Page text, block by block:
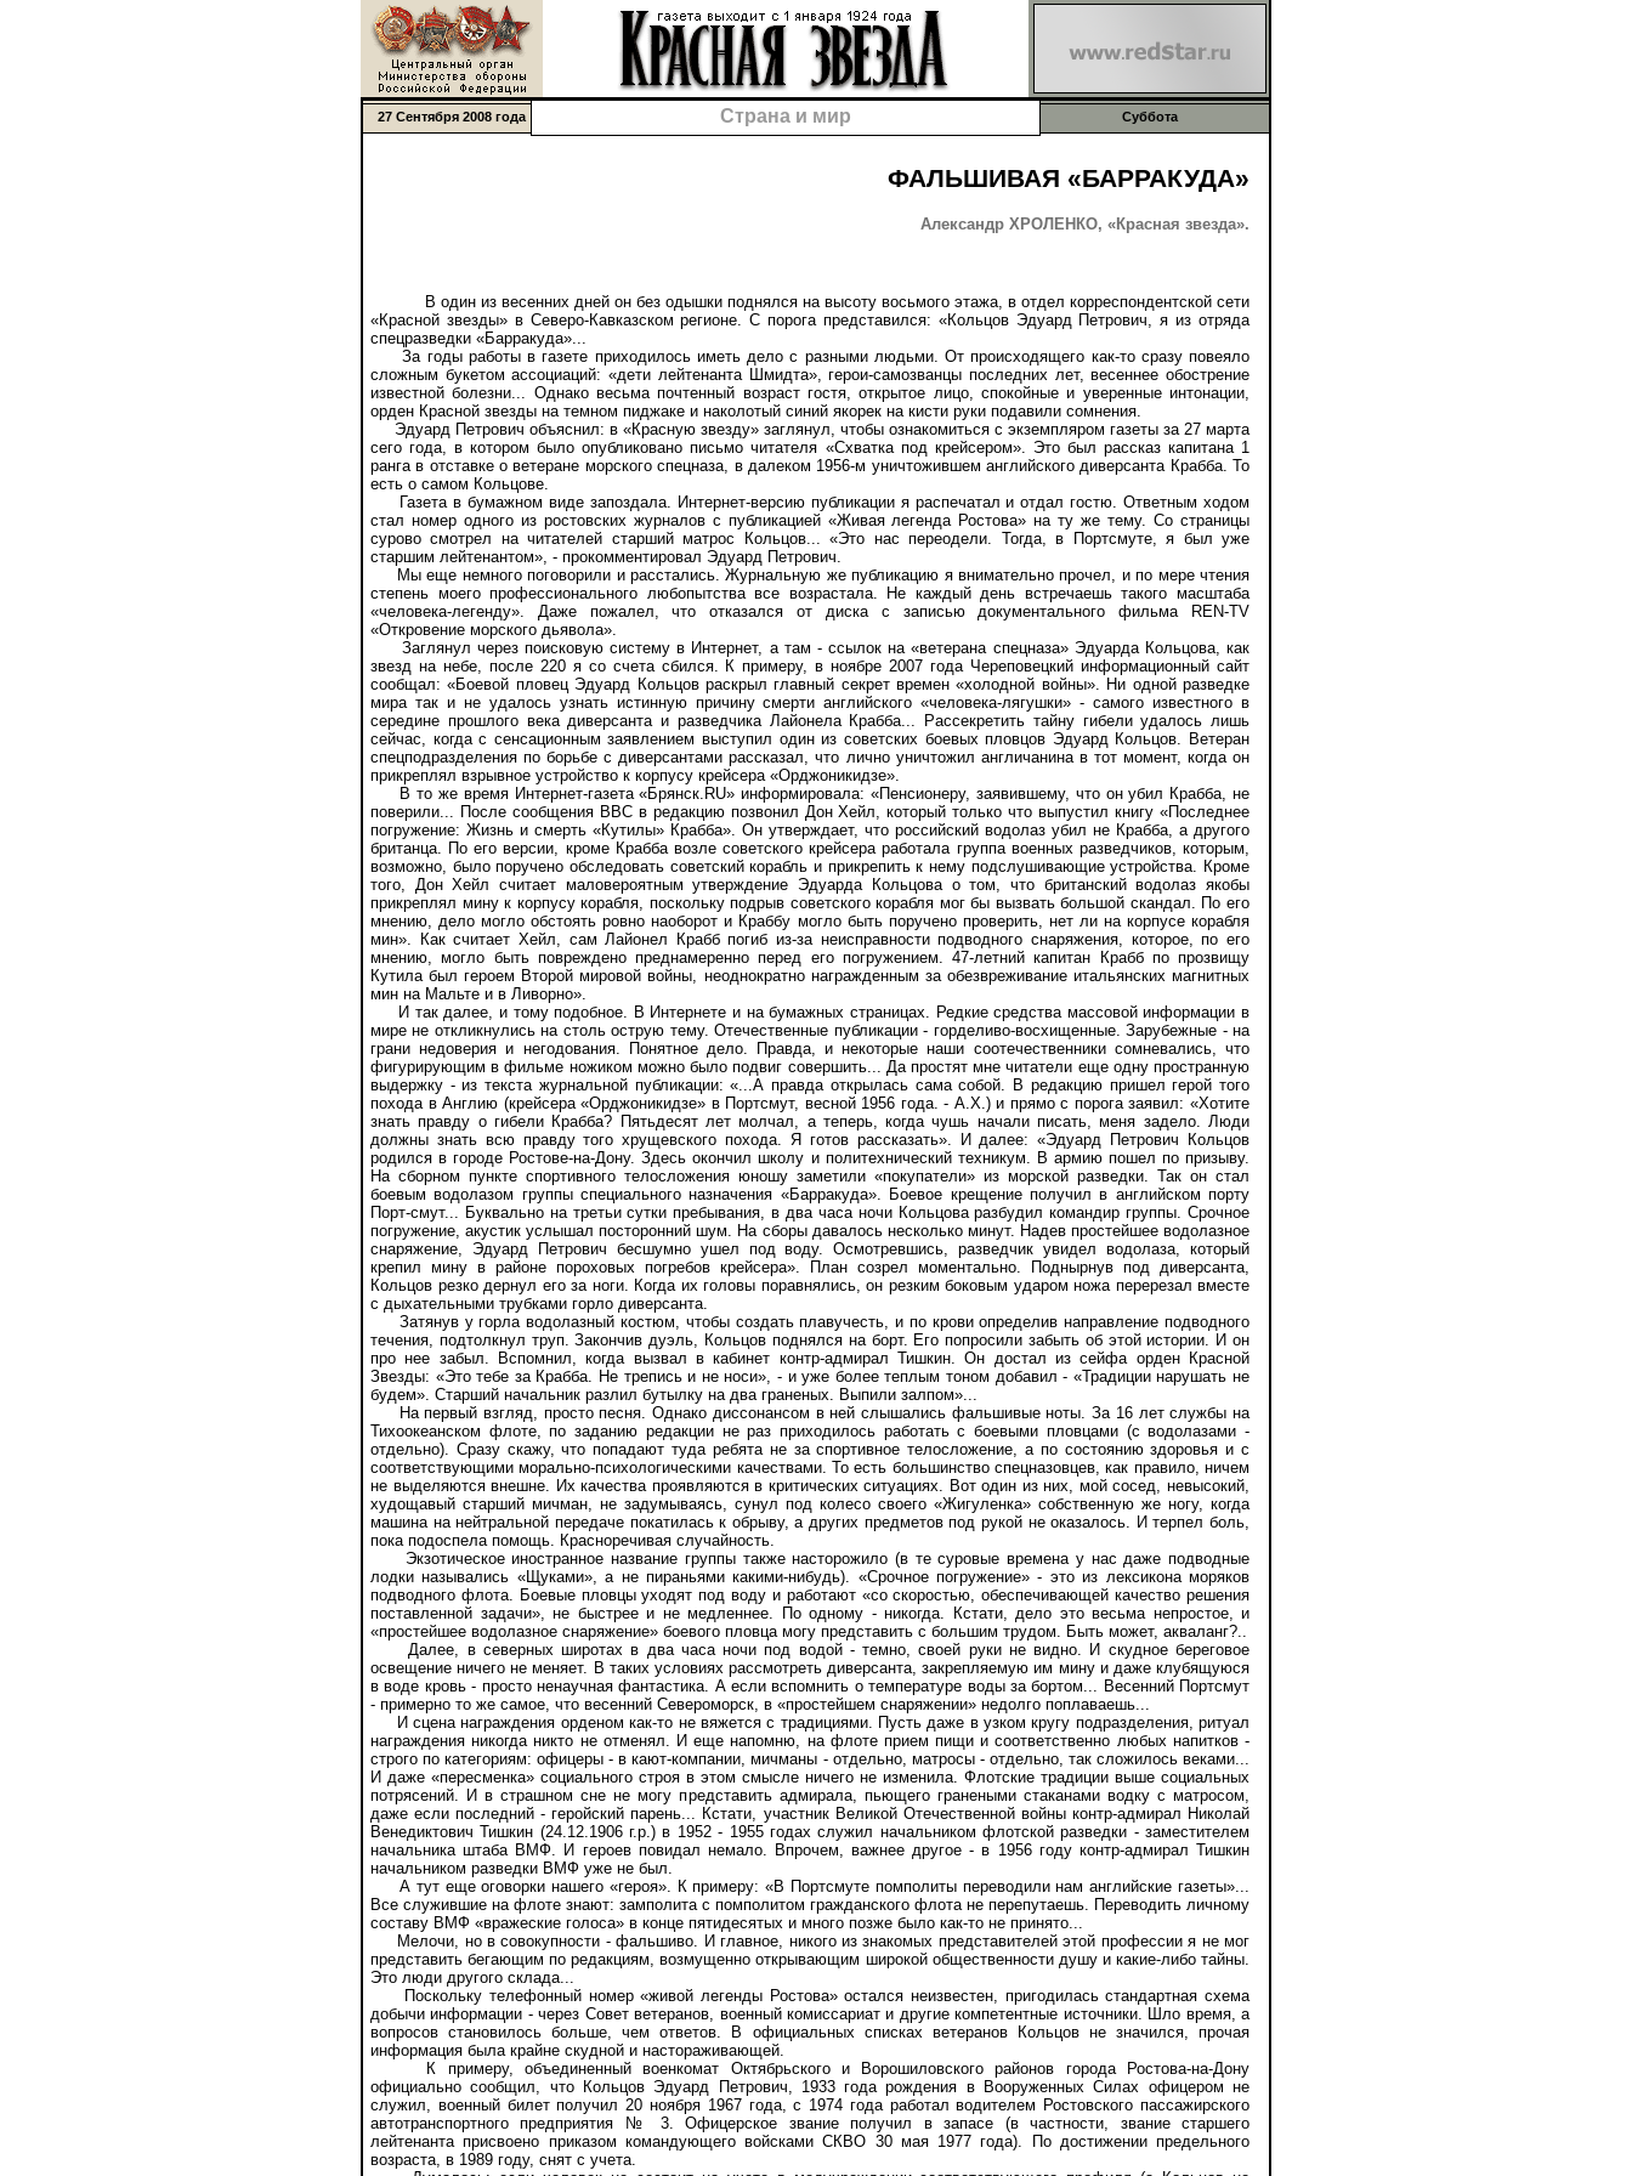
27 Сентября 2008 года Страна и мир Суббота
ФАЛЬШИВАЯ «БАРРАКУДА»
Александр ХРОЛЕНКО, «Красная звезда».
В один из весенних дней он без одышки поднялся на высоту восьмого этажа, в отдел корреспондентской сети
«Красной звезды» в Северо-Кавказском регионе. С порога представился: «Кольцов Эдуард Петрович, я из отряда
спецразведки «Барракуда»...
За годы работы в газете приходилось иметь дело с разными людьми. От происходящего как-то сразу повеяло
сложным букетом ассоциаций: «дети лейтенанта Шмидта», герои-самозванцы последних лет, весеннее обострение
известной болезни... Однако весьма почтенный возраст гостя, открытое лицо, спокойные и уверенные интонации,
орден Красной звезды на темном пиджаке и наколотый синий якорек на кисти руки подавили сомнения.
Эдуард Петрович объяснил: в «Красную звезду» заглянул, чтобы ознакомиться с экземпляром газеты за 27 марта
сего года, в котором было опубликовано письмо читателя «Схватка под крейсером». Это был рассказ капитана 1
ранга в отставке о ветеране морского спецназа, в далеком 1956-м уничтожившем английского диверсанта Крабба. То
есть о самом Кольцове.
Газета в бумажном виде запоздала. Интернет-версию публикации я распечатал и отдал гостю. Ответным ходом
стал номер одного из ростовских журналов с публикацией «Живая легенда Ростова» на ту же тему. Со страницы
сурово смотрел на читателей старший матрос Кольцов... «Это нас переодели. Тогда, в Портсмуте, я был уже
старшим лейтенантом», - прокомментировал Эдуард Петрович.
Мы еще немного поговорили и расстались. Журнальную же публикацию я внимательно прочел, и по мере чтения
степень моего профессионального любопытства все возрастала. Не каждый день встречаешь такого масштаба
«человека-легенду». Даже пожалел, что отказался от диска с записью документального фильма REN-TV
«Откровение морского дьявола».
Заглянул через поисковую систему в Интернет, а там - ссылок на «ветерана спецназа» Эдуарда Кольцова, как
звезд на небе, после 220 я со счета сбился. К примеру, в ноябре 2007 года Череповецкий информационный сайт
сообщал: «Боевой пловец Эдуард Кольцов раскрыл главный секрет времен «холодной войны». Ни одной разведке
мира так и не удалось узнать истинную причину смерти английского «человека-лягушки» - самого известного в
середине прошлого века диверсанта и разведчика Лайонела Крабба... Рассекретить тайну гибели удалось лишь
сейчас, когда с сенсационным заявлением выступил один из советских боевых пловцов Эдуард Кольцов. Ветеран
спецподразделения по борьбе с диверсантами рассказал, что лично уничтожил англичанина в тот момент, когда он
прикреплял взрывное устройство к корпусу крейсера «Орджоникидзе».
В то же время Интернет-газета «Брянск.RU» информировала: «Пенсионеру, заявившему, что он убил Крабба, не
поверили... После сообщения BBC в редакцию позвонил Дон Хейл, который только что выпустил книгу «Последнее
погружение: Жизнь и смерть «Кутилы» Крабба». Он утверждает, что российский водолаз убил не Крабба, а другого
британца. По его версии, кроме Крабба возле советского крейсера работала группа военных разведчиков, которым,
возможно, было поручено обследовать советский корабль и прикрепить к нему подслушивающие устройства. Кроме
того, Дон Хейл считает маловероятным утверждение Эдуарда Кольцова о том, что британский водолаз якобы
прикреплял мину к корпусу корабля, поскольку подрыв советского корабля мог бы вызвать большой скандал. По его
мнению, дело могло обстоять ровно наоборот и Краббу могло быть поручено проверить, нет ли на корпусе корабля
мин». Как считает Хейл, сам Лайонел Крабб погиб из-за неисправности подводного снаряжения, которое, по его
мнению, могло быть повреждено преднамеренно перед его погружением. 47-летний капитан Крабб по прозвищу
Кутила был героем Второй мировой войны, неоднократно награжденным за обезвреживание итальянских магнитных
мин на Мальте и в Ливорно».
И так далее, и тому подобное. В Интернете и на бумажных страницах. Редкие средства массовой информации в
мире не откликнулись на столь острую тему. Отечественные публикации - горделиво-восхищенные. Зарубежные - на
грани недоверия и негодования. Понятное дело. Правда, и некоторые наши соотечественники сомневались, что
фигурирующим в фильме ножиком можно было подвиг совершить... Да простят мне читатели еще одну пространную
выдержку - из текста журнальной публикации: «...А правда открылась сама собой. В редакцию пришел герой того
похода в Англию (крейсера «Орджоникидзе» в Портсмут, весной 1956 года. - А.Х.) и прямо с порога заявил: «Хотите
знать правду о гибели Крабба? Пятьдесят лет молчал, а теперь, когда чушь начали писать, меня задело. Люди
должны знать всю правду того хрущевского похода. Я готов рассказать». И далее: «Эдуард Петрович Кольцов
родился в городе Ростове-на-Дону. Здесь окончил школу и политехнический техникум. В армию пошел по призыву.
На сборном пункте спортивного телосложения юношу заметили «покупатели» из морской разведки. Так он стал
боевым водолазом группы специального назначения «Барракуда». Боевое крещение получил в английском порту
Порт-смут... Буквально на третьи сутки пребывания, в два часа ночи Кольцова разбудил командир группы. Срочное
погружение, акустик услышал посторонний шум. На сборы давалось несколько минут. Надев простейшее водолазное
снаряжение, Эдуард Петрович бесшумно ушел под воду. Осмотревшись, разведчик увидел водолаза, который
крепил мину в районе пороховых погребов крейсера». План созрел моментально. Поднырнув под диверсанта,
Кольцов резко дернул его за ноги. Когда их головы поравнялись, он резким боковым ударом ножа перерезал вместе
с дыхательными трубками горло диверсанта.
Затянув у горла водолазный костюм, чтобы создать плавучесть, и по крови определив направление подводного
течения, подтолкнул труп. Закончив дуэль, Кольцов поднялся на борт. Его попросили забыть об этой истории. И он
про нее забыл. Вспомнил, когда вызвал в кабинет контр-адмирал Тишкин. Он достал из сейфа орден Красной
Звезды: «Это тебе за Крабба. Не трепись и не носи», - и уже более теплым тоном добавил - «Традиции нарушать не
будем». Старший начальник разлил бутылку на два граненых. Выпили залпом»...
На первый взгляд, просто песня. Однако диссонансом в ней слышались фальшивые ноты. За 16 лет службы на
Тихоокеанском флоте, по заданию редакции не раз приходилось работать с боевыми пловцами (с водолазами -
отдельно). Сразу скажу, что попадают туда ребята не за спортивное телосложение, а по состоянию здоровья и с
соответствующими морально-психологическими качествами. То есть большинство спецназовцев, как правило, ничем
не выделяются внешне. Их качества проявляются в критических ситуациях. Вот один из них, мой сосед, невысокий,
худощавый старший мичман, не задумываясь, сунул под колесо своего «Жигуленка» собственную же ногу, когда
машина на нейтральной передаче покатилась к обрыву, а других предметов под рукой не оказалось. И терпел боль,
пока подоспела помощь. Красноречивая случайность.
Экзотическое иностранное название группы также насторожило (в те суровые времена у нас даже подводные
лодки назывались «Щуками», а не пираньями какими-нибудь). «Срочное погружение» - это из лексикона моряков
подводного флота. Боевые пловцы уходят под воду и работают «со скоростью, обеспечивающей качество решения
поставленной задачи», не быстрее и не медленнее. По одному - никогда. Кстати, дело это весьма непростое, и
«простейшее водолазное снаряжение» боевого пловца могу представить с большим трудом. Быть может, акваланг?..
Далее, в северных широтах в два часа ночи под водой - темно, своей руки не видно. И скудное береговое
освещение ничего не меняет. В таких условиях рассмотреть диверсанта, закрепляемую им мину и даже клубящуюся
в воде кровь - просто ненаучная фантастика. А если вспомнить о температуре воды за бортом... Весенний Портсмут
- примерно то же самое, что весенний Североморск, в «простейшем снаряжении» недолго поплаваешь...
И сцена награждения орденом как-то не вяжется с традициями. Пусть даже в узком кругу подразделения, ритуал
награждения никогда никто не отменял. И еще напомню, на флоте прием пищи и соответственно любых напитков -
строго по категориям: офицеры - в кают-компании, мичманы - отдельно, матросы - отдельно, так сложилось веками...
И даже «пересменка» социального строя в этом смысле ничего не изменила. Флотские традиции выше социальных
потрясений. И в страшном сне не могу представить адмирала, пьющего гранеными стаканами водку с матросом,
даже если последний - геройский парень... Кстати, участник Великой Отечественной войны контр-адмирал Николай
Венедиктович Тишкин (24.12.1906 г.р.) в 1952 - 1955 годах служил начальником флотской разведки - заместителем
начальника штаба ВМФ. И героев повидал немало. Впрочем, важнее другое - в 1956 году контр-адмирал Тишкин
начальником разведки ВМФ уже не был.
А тут еще оговорки нашего «героя». К примеру: «В Портсмуте помполиты переводили нам английские газеты»...
Все служившие на флоте знают: замполита с помполитом гражданского флота не перепутаешь. Переводить личному
составу ВМФ «вражеские голоса» в конце пятидесятых и много позже было как-то не принято...
Мелочи, но в совокупности - фальшиво. И главное, никого из знакомых представителей этой профессии я не мог
представить бегающим по редакциям, возмущенно открывающим широкой общественности душу и какие-либо тайны.
Это люди другого склада...
Поскольку телефонный номер «живой легенды Ростова» остался неизвестен, пригодилась стандартная схема
добычи информации - через Совет ветеранов, военный комиссариат и другие компетентные источники. Шло время, а
вопросов становилось больше, чем ответов. В официальных списках ветеранов Кольцов не значился, прочая
информация была крайне скудной и настораживающей.
К примеру, объединенный военкомат Октябрьского и Ворошиловского районов города Ростова-на-Дону
официально сообщил, что Кольцов Эдуард Петрович, 1933 года рождения в Вооруженных Силах офицером не
служил, военный билет получил 20 ноября 1967 года, с 1974 года работал водителем Ростовского пассажирского
автотранспортного предприятия № 3. Офицерское звание получил в запасе (в частности, звание старшего
лейтенанта присвоено приказом командующего войсками СКВО 30 мая 1977 года). По достижении предельного
возраста, в 1989 году, снят с учета.